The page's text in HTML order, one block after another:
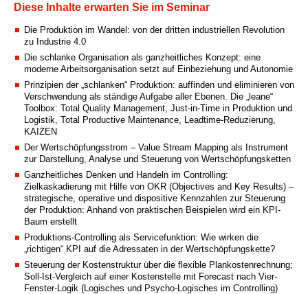
Diese Inhalte erwarten Sie im Seminar
Die Produktion im Wandel: von der dritten industriellen Revolution
zu Industrie 4.0
Die schlanke Organisation als ganzheitliches Konzept: eine
moderne Arbeitsorganisation setzt auf Einbeziehung und Autonomie
Prinzipien der „schlanken“ Produktion: auffinden und eliminieren von
Verschwendung als ständige Aufgabe aller Ebenen. Die „leane“
Toolbox: Total Quality Management, Just-in-Time in Produktion und
Logistik, Total Productive Maintenance, Leadtime-Reduzierung,
KAIZEN
Der Wertschöpfungsstrom – Value Stream Mapping als Instrument
zur Darstellung, Analyse und Steuerung von Wertschöpfungsketten
Ganzheitliches Denken und Handeln im Controlling:
Zielkaskadierung mit Hilfe von OKR (Objectives and Key Results) –
strategische, operative und dispositive Kennzahlen zur Steuerung
der Produktion: Anhand von praktischen Beispielen wird ein KPI-
Baum erstellt
Produktions-Controlling als Servicefunktion: Wie wirken die
„richtigen“ KPI auf die Adressaten in der Wertschöpfungskette?
Steuerung der Kostenstruktur über die flexible Plankostenrechnung;
Soll-Ist-Vergleich auf einer Kostenstelle mit Forecast nach Vier-
Fenster-Logik (Logisches und Psycho-Logisches im Controlling)